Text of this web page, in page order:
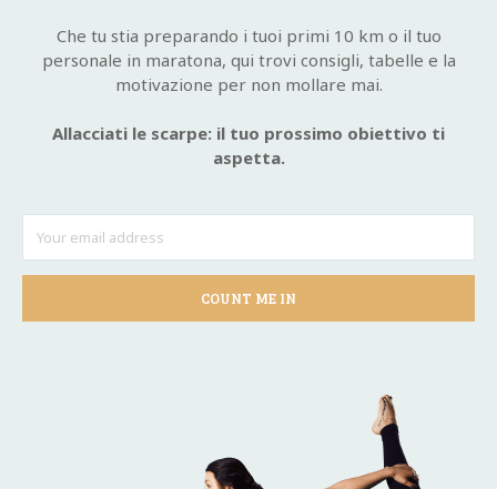
Che tu stia preparando i tuoi primi 10 km o il tuo
personale in maratona, qui trovi consigli, tabelle e la
motivazione per non mollare mai.
Allacciati le scarpe: il tuo prossimo obiettivo ti
aspetta.
COUNT ME IN